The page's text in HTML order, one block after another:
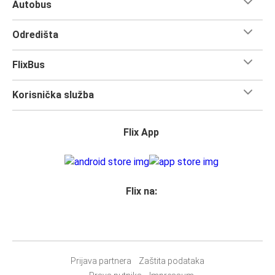
nosiš.
, možeš to
sjedalo za stolom, panoramsko sjedalo ili dodatno
sjedalo.
prilikom kupnje karte bilo kojim od naših dostupnih načina
Autobus
Odredišta
FlixBus
Korisnička služba
Flix App
Flix na:
Prijava partnera
Zaštita podataka